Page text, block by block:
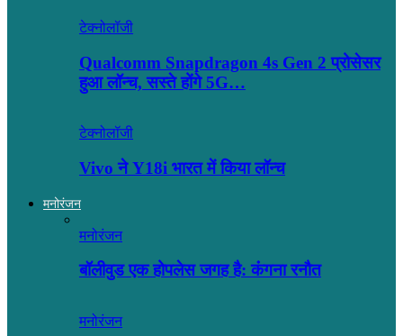
टेक्नोलॉजी
Qualcomm Snapdragon 4s Gen 2 प्रोसेसर
हुआ लॉन्च, सस्ते होंगे 5G…
टेक्नोलॉजी
Vivo ने Y18i भारत में किया लॉन्च
मनोरंजन
मनोरंजन
बॉलीवुड एक होपलेस जगह है: कंंगना रनौत
मनोरंजन